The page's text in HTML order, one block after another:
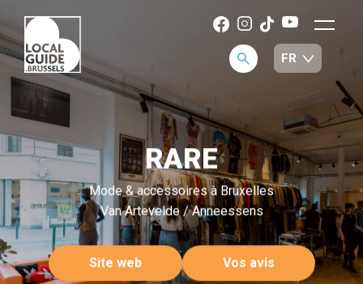
RARE
Mode & accessoires à Bruxelles
Van Artevelde / Anneessens
Site web Vos avis